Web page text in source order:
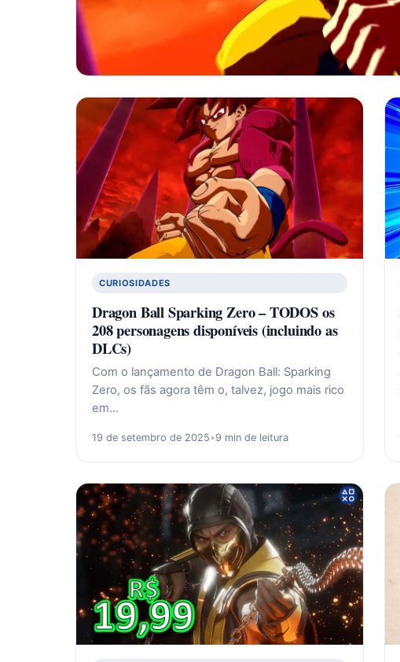
CURIOSIDADES
Dragon Ball Sparking Zero – TODOS os
208 personagens disponíveis (incluindo as
DLCs)
Com o lançamento de Dragon Ball: Sparking
Zero, os fãs agora têm o, talvez, jogo mais rico
em…
19 de setembro de 2025•9 min de leitura